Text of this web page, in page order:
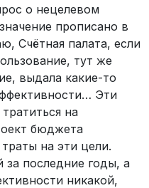
о нецелевом
прописано в
Счётная палата, если
тут же
выдала какие-то
Эти
на
бюджета
на эти цели.
за последние годы, а
никакой,